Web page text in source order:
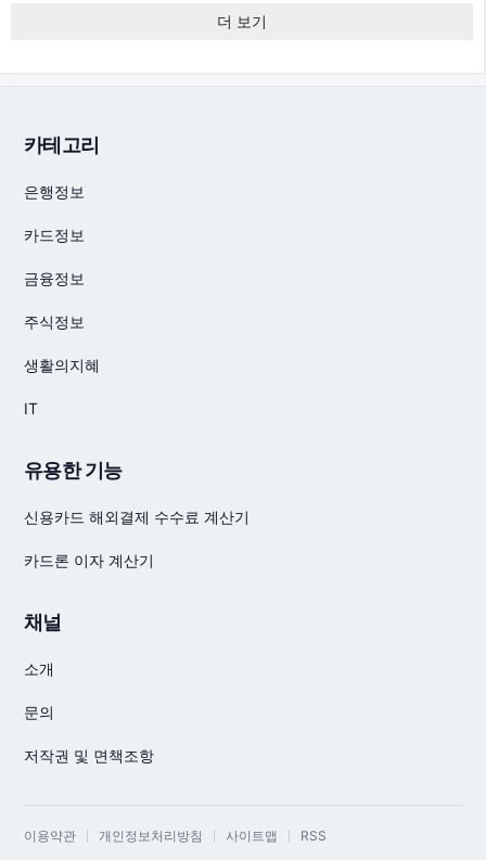
더 보기
카테고리
은행정보
카드정보
금융정보
주식정보
생활의지혜
IT
유용한 기능
신용카드 해외결제 수수료 계산기
카드론 이자 계산기
채널
소개
문의
저작권 및 면책조항
이용약관 개인정보처리방침 사이트맵 RSS